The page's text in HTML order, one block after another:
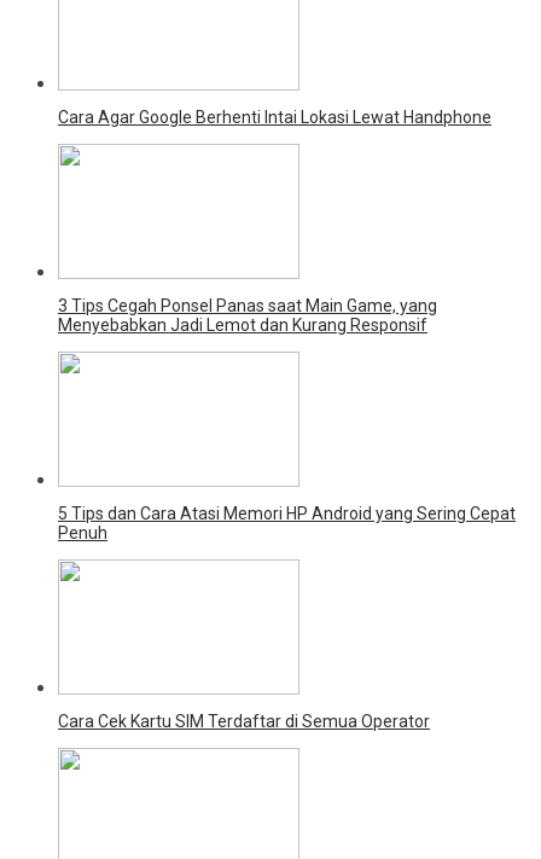
Cara Agar Google Berhenti Intai Lokasi Lewat Handphone
3 Tips Cegah Ponsel Panas saat Main Game, yang
Menyebabkan Jadi Lemot dan Kurang Responsif
5 Tips dan Cara Atasi Memori HP Android yang Sering Cepat
Penuh
Cara Cek Kartu SIM Terdaftar di Semua Operator